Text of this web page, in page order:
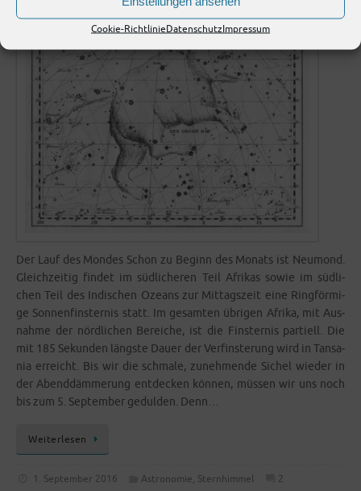
Cookie-RichtlinieDatenschutzImpressum
Der Lauf des Mon­des Schon zu Beginn des Monats ist Neu­mond.
Gleich­zei­tig fin­det im süd­li­che­ren Teil Afri­kas sowie im süd­li­
chen Teil des Indi­schen Oze­ans zur Mit­tags­zeit eine Ring­för­mi­
ge Son­nen­fins­ter­nis statt. Im gesam­ten übri­gen Afri­ka, mit Aus­
nah­me der nörd­li­chen Berei­che, ist die Fins­ter­nis par­ti­ell. Die
mit 185 Sekun­den längs­te Dau­er der Ver­fins­te­rung wird in Tan­sa­
nia erreicht. Bis wir die schma­le, zuneh­men­de Sichel wie­der in
der Abend­däm­me­rung ent­de­cken kön­nen, müs­sen wir uns noch
bis zum 5. Sep­tem­ber gedul­den. Denn…
Wei­ter­le­sen
1. September 2016 Astronomie, Sternhimmel 2